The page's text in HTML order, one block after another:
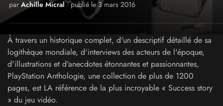
par Achille Micral· publié le 3 mars 2016
À travers un historique complet, d'un descriptif détaillé de sa
logithèque mondiale, d'interviews des acteurs de l'époque,
d'illustrations et d'anecdotes étonnantes et passionnantes,
PlayStation Anthologie, une collection de plus de 1200
pages, est LA référence de la plus incroyable « Success story
» du jeu vidéo.